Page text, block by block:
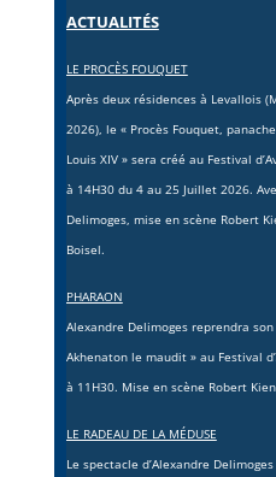
ACTUALITÉS
LE PROCÈS FOUQUET
Après deux résidences à Levallois
2026), le « Procès Fouquet,
Louis XIV » sera créé au Festival
à 14H30 du 4 au 25 Juillet 2026.
Delimoges, mise en scène Robert
Boisel.
PHARAON
Alexandre Delimoges reprendra son
Akhenaton le maudit »au Festival
à 11H30. Mise en scène Robert
LE RADEAU DE LA MÉDUSE
Le spectacle d’Alexandre Delimoges